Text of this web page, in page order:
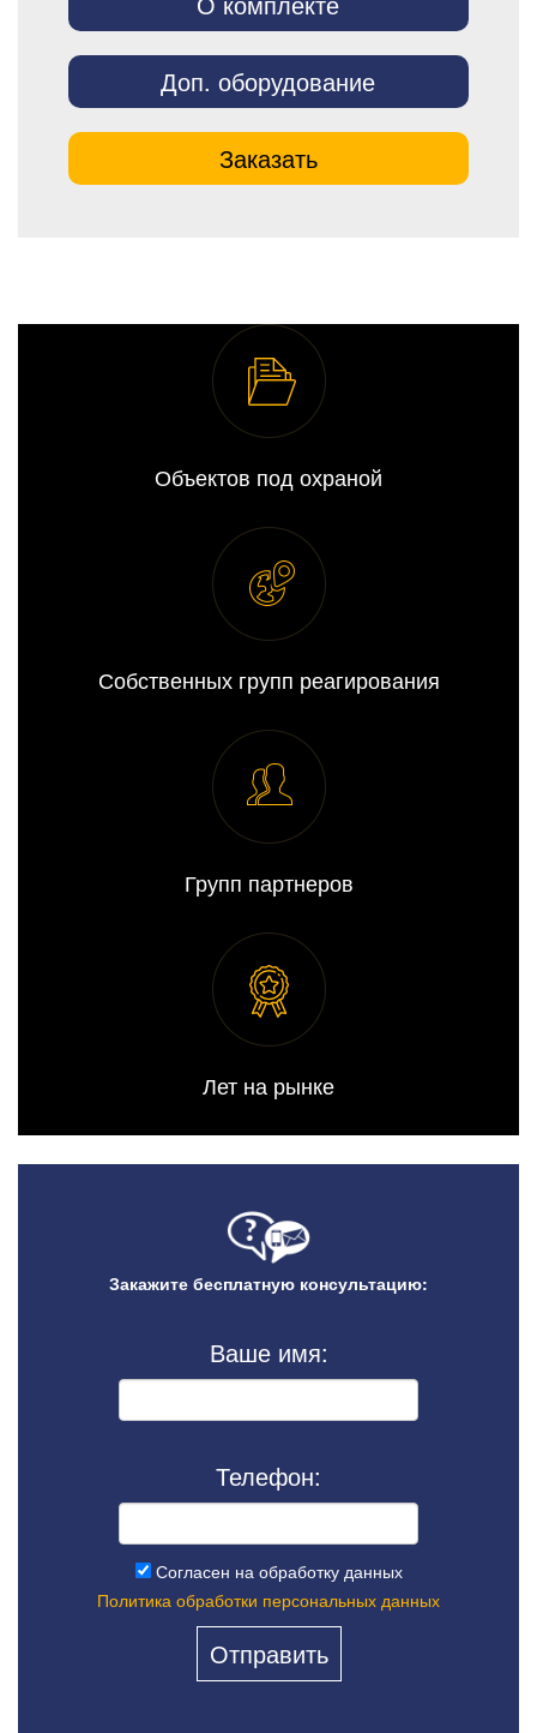
Доп. оборудование
Заказать
Объектов под охраной
Собственных групп реагирования
Групп партнеров
Лет на рынке
Закажите бесплатную консультацию:
Ваше имя:
Телефон:
Согласен на обработку данных
Политика обработки персональных данных